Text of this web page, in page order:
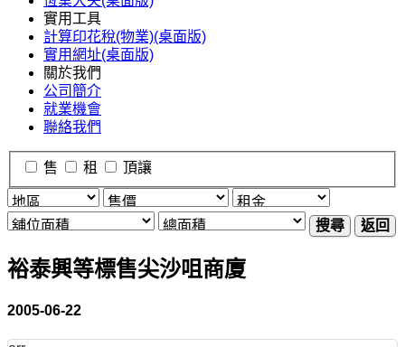
實用工具
計算印花稅(物業)(桌面版)
實用網址(桌面版)
關於我們
公司簡介
就業機會
聯絡我們
售 租 頂讓
搜尋 返回
裕泰興等標售尖沙咀商廈
2005-06-22